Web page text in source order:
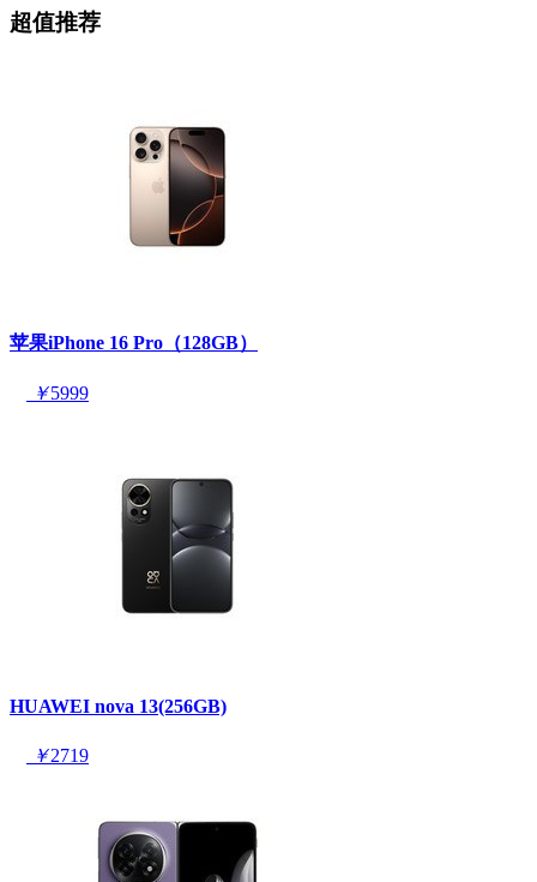
超值推荐
苹果iPhone 16 Pro（128GB）
￥5999
HUAWEI nova 13(256GB)
￥2719